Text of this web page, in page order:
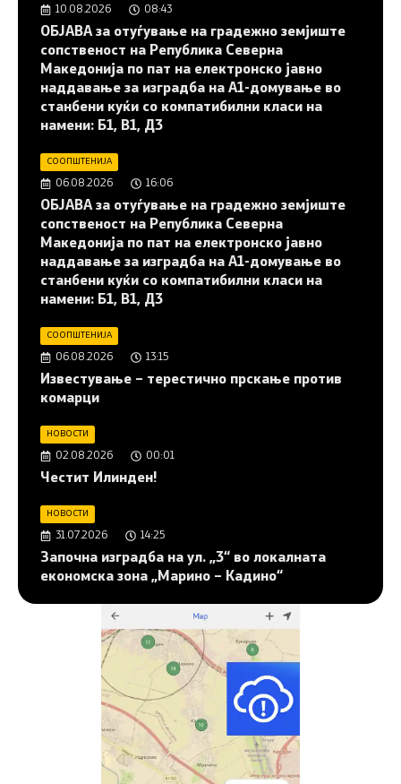
10.08.2026 08:43
ОБЈАВА за отуѓување на градежно земјиште
сопственост на Република Северна
Македонија по пат на електронско јавно
наддавање за изградба на A1-домување во
станбени куќи со компатибилни класи на
намени: Б1, В1, Д3
СООПШТЕНИЈА
06.08.2026 16:06
ОБЈАВА за отуѓување на градежно земјиште
сопственост на Република Северна
Македонија по пат на електронско јавно
наддавање за изградба на A1-домување во
станбени куќи со компатибилни класи на
намени: Б1, В1, Д3
СООПШТЕНИЈА
06.08.2026 13:15
Известување – терестично прскање против
комарци
НОВОСТИ
02.08.2026 00:01
Честит Илинден!
НОВОСТИ
31.07.2026 14:25
Започна изградба на ул. „3“ во локалната
економска зона „Марино – Кадино“